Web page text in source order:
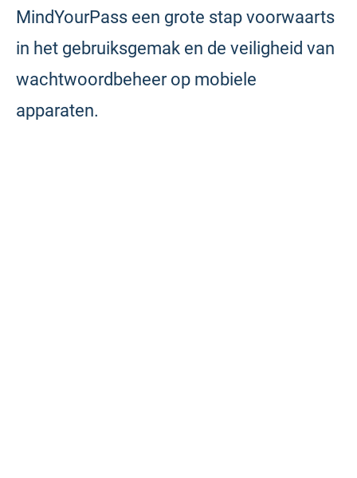
MindYourPass een grote stap voorwaarts
in het gebruiksgemak en de veiligheid van
wachtwoordbeheer op mobiele
apparaten.